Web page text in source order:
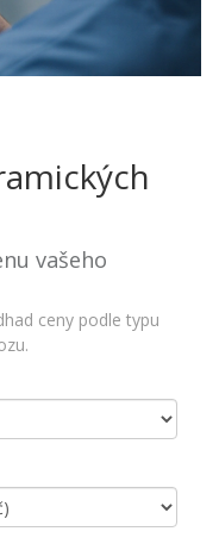
vašeho
ceny podle typu